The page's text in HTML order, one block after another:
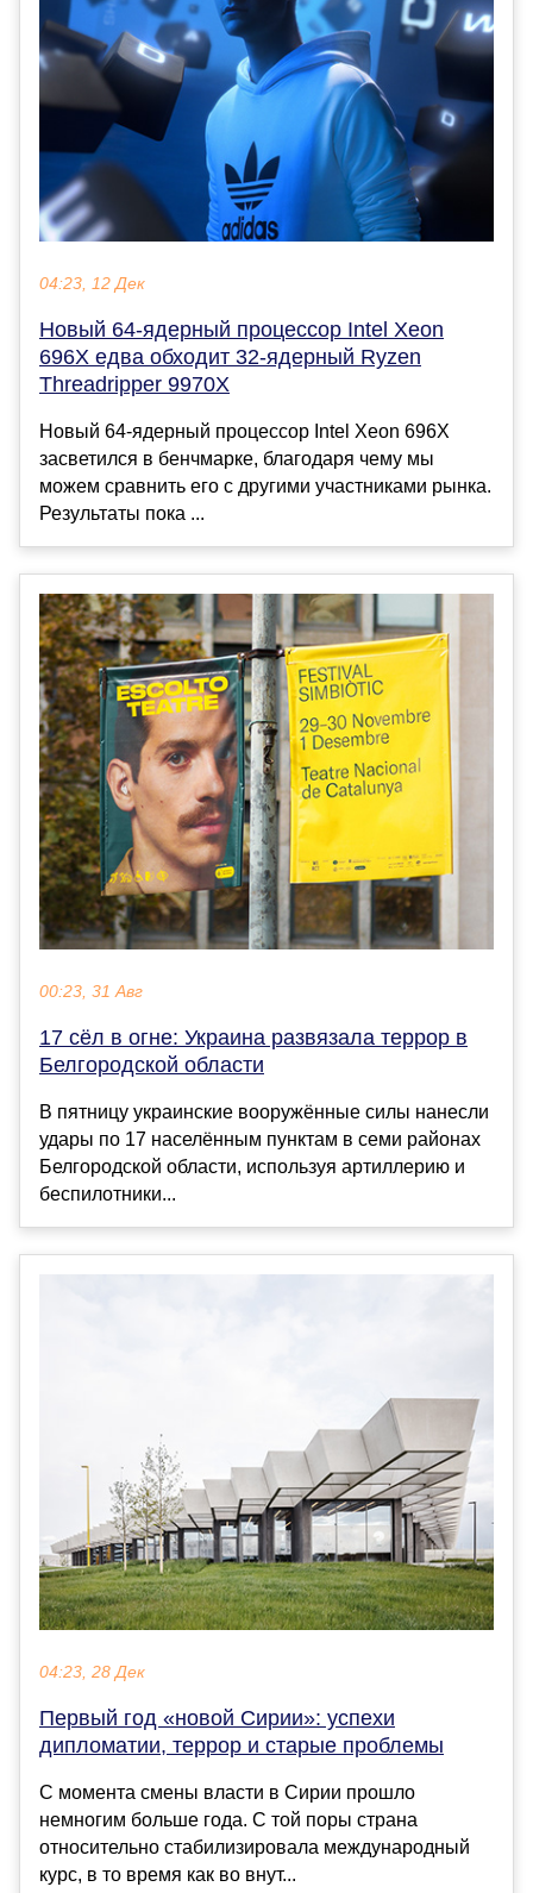
04:23, 12 Дек
Новый 64-ядерный процессор Intel Xeon
696X едва обходит 32-ядерный Ryzen
Threadripper 9970X
Новый 64-ядерный процессор Intel Xeon 696X
засветился в бенчмарке, благодаря чему мы
можем сравнить его с другими участниками рынка.
Результаты пока ...
00:23, 31 Авг
17 сёл в огне: Украина развязала террор в
Белгородской области
В пятницу украинские вооружённые силы нанесли
удары по 17 населённым пунктам в семи районах
Белгородской области, используя артиллерию и
беспилотники...
04:23, 28 Дек
Первый год «новой Сирии»: успехи
дипломатии, террор и старые проблемы
С момента смены власти в Сирии прошло
немногим больше года. С той поры страна
относительно стабилизировала международный
курс, в то время как во внут...